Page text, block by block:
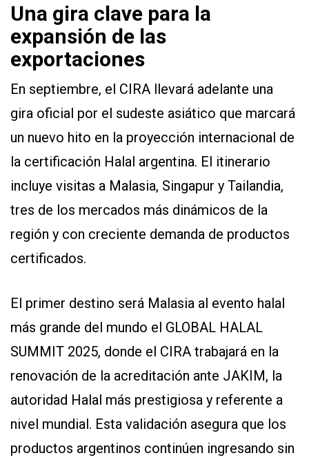
Una gira clave para la
expansión de las
exportaciones
En septiembre, el CIRA llevará adelante una
gira oficial por el sudeste asiático que marcará
un nuevo hito en la proyección internacional de
la certificación Halal argentina. El itinerario
incluye visitas a Malasia, Singapur y Tailandia,
tres de los mercados más dinámicos de la
región y con creciente demanda de productos
certificados.
El primer destino será Malasia al evento halal
más grande del mundo el GLOBAL HALAL
SUMMIT 2025, donde el CIRA trabajará en la
renovación de la acreditación ante JAKIM, la
autoridad Halal más prestigiosa y referente a
nivel mundial. Esta validación asegura que los
productos argentinos continúen ingresando sin